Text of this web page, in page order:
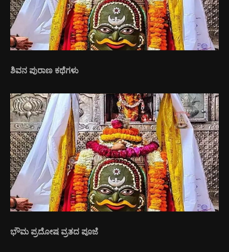
ಶಿವನ ಪುರಾಣ ಕಥೆಗಳು
ಭೌಮ ಪ್ರದೋಷ ವ್ರತದ ಪೂಜೆ